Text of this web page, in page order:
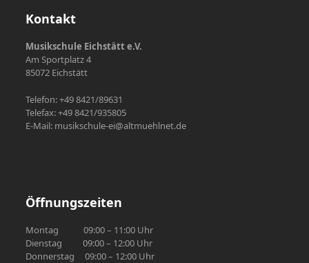
Kontakt
Musikschule Eichstätt e.V.
Am Sportplatz 4
85072 Eichstätt
Telefon: +49 8421/89631
Telefax: +49 8421/935805
E-Mail: musikschule-ei@altmuehlnet.de
Öffnungszeiten
Montag 09:00 – 11:00 Uhr
Dienstag 09:00 – 12:00 Uhr
Donnerstag 09:00 – 12:00 Uhr